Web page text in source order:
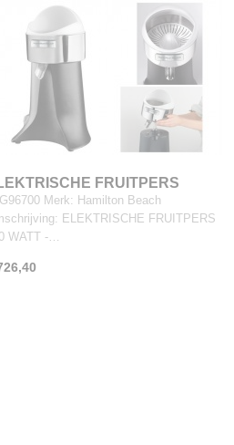
FRUITPERS
Merk: Hamilton Beach
ELEKTRISCHE FRUITPERS
WATT -…